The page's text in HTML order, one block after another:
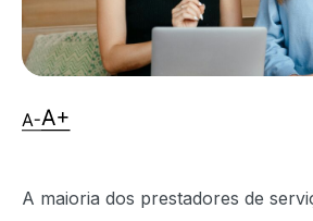
A maioria dos prestadores de